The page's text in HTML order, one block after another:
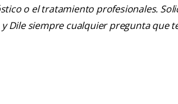
o el tratamiento profesionales.
Dile siempre cualquier pregunta que